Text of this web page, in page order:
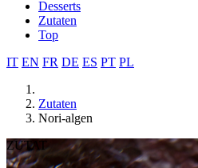
Desserts
Zutaten
Top
IT EN FR DE ES PT PL
Zutaten
Nori-algen
ZUTAT